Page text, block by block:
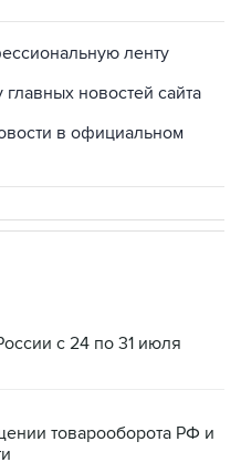
ленту
новостей сайта
в официальном
с 24 по 31 июля
товарооборота РФ и